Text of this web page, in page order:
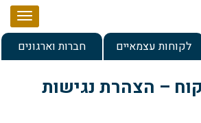
לקוחות עצמאיים חברות וארגונים
– הצהרת נגישות